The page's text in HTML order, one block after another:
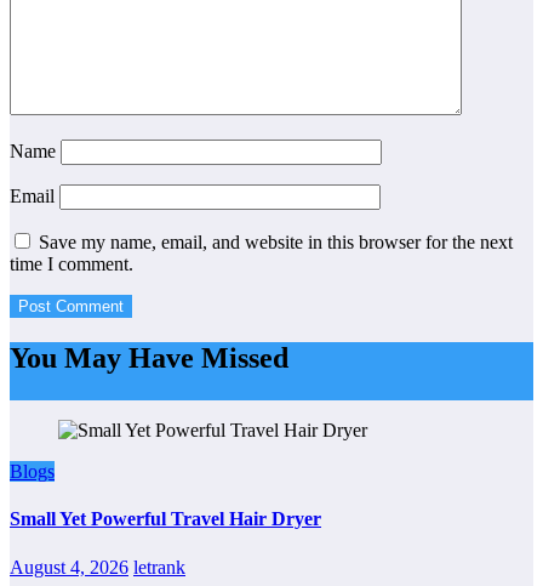
Name
Email
Save my name, email, and website in this browser for the next
time I comment.
You May Have Missed
Blogs
Small Yet Powerful Travel Hair Dryer
August 4, 2026 letrank